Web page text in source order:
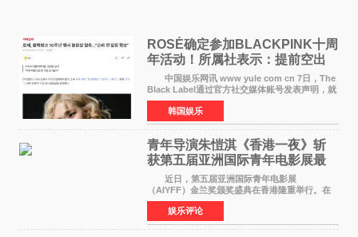
ROSÉ确定参加BLACKPINK十周
年活动！所属社表示：提前空出
了时间
中国娱乐网讯 www yule com cn 7日，The
Black Label通过官方社交媒体账号发表声明，就
近期网络上关于ROS&Eacute;个人行程及是否参
加BLACKPINK出道纪念活动的种种猜测作出正
式回应。 Th
韩国娱乐
青年导演朱愷淇《香港一夜》斩
获第五届亚洲国际青年电影展最
佳剧本改编奖
近日，第五届亚洲国际青年电影展
（AIYFF）金兰奖颁奖盛典在香港隆重举行。在
这场汇聚数百位海内外电影人、文化界人士及媒
体代表的亚洲青年影视盛会上，香港本土电影
《香港一夜》（Dawn in Ho
娱乐评论